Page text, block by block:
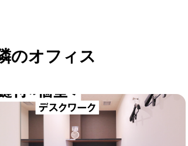
のオフィス